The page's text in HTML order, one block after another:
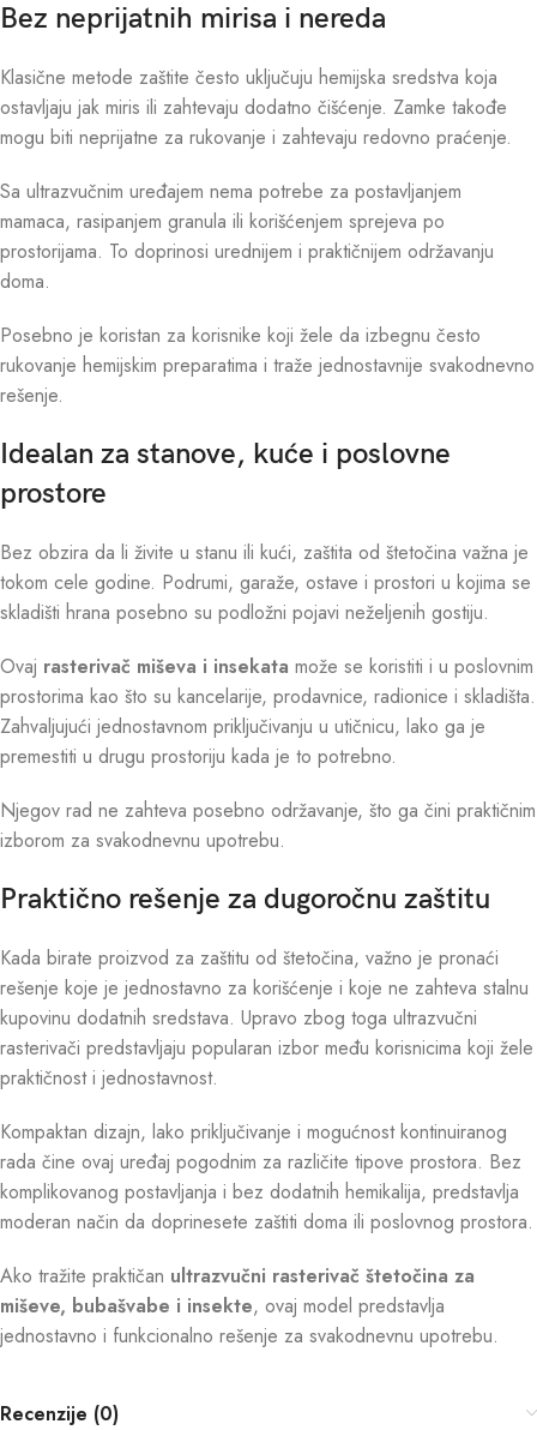
Bez neprijatnih mirisa i nereda
Klasične metode zaštite često uključuju hemijska sredstva koja
ostavljaju jak miris ili zahtevaju dodatno čišćenje. Zamke takođe
mogu biti neprijatne za rukovanje i zahtevaju redovno praćenje.
Sa ultrazvučnim uređajem nema potrebe za postavljanjem
mamaca, rasipanjem granula ili korišćenjem sprejeva po
prostorijama. To doprinosi urednijem i praktičnijem održavanju
doma.
Posebno je koristan za korisnike koji žele da izbegnu često
rukovanje hemijskim preparatima i traže jednostavnije svakodnevno
rešenje.
Idealan za stanove, kuće i poslovne
prostore
Bez obzira da li živite u stanu ili kući, zaštita od štetočina važna je
tokom cele godine. Podrumi, garaže, ostave i prostori u kojima se
skladišti hrana posebno su podložni pojavi neželjenih gostiju.
Ovaj rasterivač miševa i insekata može se koristiti i u poslovnim
prostorima kao što su kancelarije, prodavnice, radionice i skladišta.
Zahvaljujući jednostavnom priključivanju u utičnicu, lako ga je
premestiti u drugu prostoriju kada je to potrebno.
Njegov rad ne zahteva posebno održavanje, što ga čini praktičnim
izborom za svakodnevnu upotrebu.
Praktično rešenje za dugoročnu zaštitu
Kada birate proizvod za zaštitu od štetočina, važno je pronaći
rešenje koje je jednostavno za korišćenje i koje ne zahteva stalnu
kupovinu dodatnih sredstava. Upravo zbog toga ultrazvučni
rasterivači predstavljaju popularan izbor među korisnicima koji žele
praktičnost i jednostavnost.
Kompaktan dizajn, lako priključivanje i mogućnost kontinuiranog
rada čine ovaj uređaj pogodnim za različite tipove prostora. Bez
komplikovanog postavljanja i bez dodatnih hemikalija, predstavlja
moderan način da doprinesete zaštiti doma ili poslovnog prostora.
Ako tražite praktičan ultrazvučni rasterivač štetočina za
miševe, bubašvabe i insekte, ovaj model predstavlja
jednostavno i funkcionalno rešenje za svakodnevnu upotrebu.
Recenzije (0)